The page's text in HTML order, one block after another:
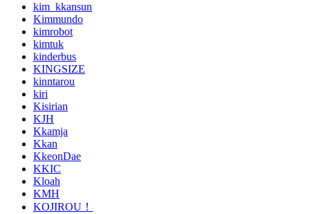
kim_kkansun
Kimmundo
kimrobot
kimtuk
kinderbus
KINGSIZE
kinntarou
kiri
Kisirian
KJH
Kkamja
Kkan
KkeonDae
KKIC
Kloah
KMH
KOJIROU！